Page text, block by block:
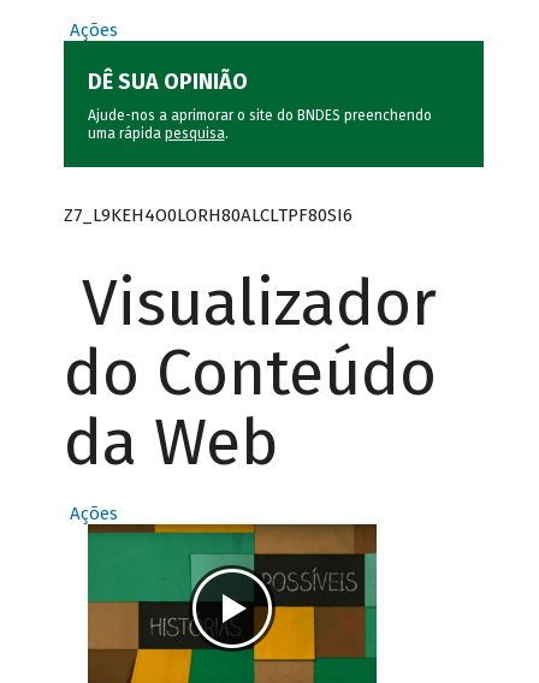
Ações
DÊ SUA OPINIÃO
Ajude-nos a aprimorar o site do BNDES preenchendo
uma rápida pesquisa.
Z7_L9KEH4O0LORH80ALCLTPF80SI6
Visualizador
do Conteúdo
da Web
Ações